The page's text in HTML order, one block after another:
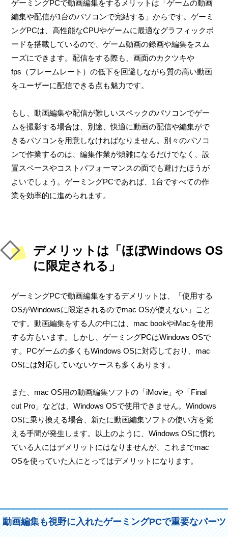
ゲーミングPCで動画編集をするメリットは「ゲームの動画
編集や配信が1台のパソコンで完結する」からです。ゲーミ
ングPCは、高性能なCPUやゲームに最適なグラフィックボ
ードを搭載しているので、ゲーム動画の録画や編集をスム
ーズにできます。配信をする際も、画面のカクツキや
fps（フレームレート）の低下を回避しながら質の高い動画
をユーザーに配信できる点も魅力です。
もし、動画編集や配信が難しいスペックのパソコンでゲー
ムを撮影する場合は、別途、快適に動画の配信や編集がで
きるパソコンを用意しなければなりません。別々のパソコ
ンで作業するのは、編集作業が煩雑になるだけでなく、設
置スペースやコストパフォーマンスの面でも避けたほうが
よいでしょう。ゲーミングPCであれば、1台ですべての作
業を効率的に進められます。
デメリットは「ほぼWindows OS
に限定される」
ゲーミングPCで動画編集をするデメリットは、「使用する
OSがWindowsに限定されるのでmac OSが使えない」こと
です。動画編集をする人の中には、mac bookやiMacを使用
する方もいます。しかし、ゲーミングPCはWindows OSで
す。PCゲームの多くもWindows OSに対応しており、mac
OSには対応していないケースも多くあります。
また、mac OS用の動画編集ソフトの「iMovie」や「Final
cut Pro」などは、Windows OSで使用できません。Windows
OSに乗り換える場合、新たに動画編集ソフトの使い方を覚
える手間が発生します。以上のように、Windows OSに慣れ
ている人にはデメリットにはなりませんが、これまでmac
OSを使っていた人にとってはデメリットになります。
動画編集も視野に入れたゲーミングPCで重要なパーツ